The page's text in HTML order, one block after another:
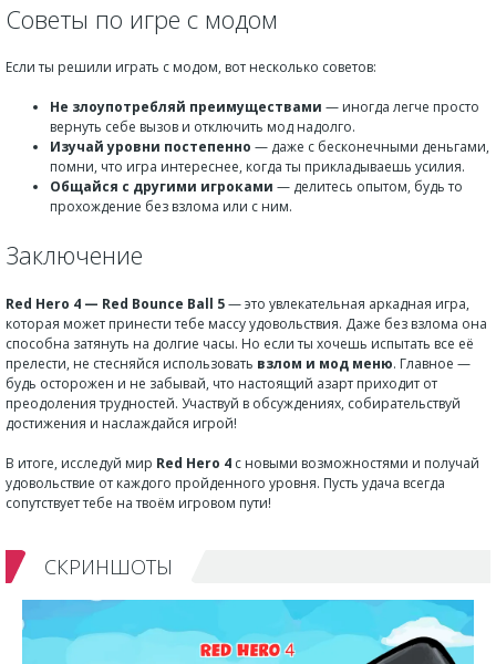
Советы по игре с модом
Если ты решили играть с модом, вот несколько советов:
Не злоупотребляй преимуществами — иногда легче просто
вернуть себе вызов и отключить мод надолго.
Изучай уровни постепенно — даже с бесконечными деньгами,
помни, что игра интереснее, когда ты прикладываешь усилия.
Общайся с другими игроками — делитесь опытом, будь то
прохождение без взлома или с ним.
Заключение
Red Hero 4 — Red Bounce Ball 5— это увлекательная аркадная игра,
которая может принести тебе массу удовольствия. Даже без взлома она
способна затянуть на долгие часы. Но если ты хочешь испытать все её
прелести, не стесняйся использовать взлом и мод меню. Главное —
будь осторожен и не забывай, что настоящий азарт приходит от
преодоления трудностей. Участвуй в обсуждениях, собирательствуй
достижения и наслаждайся игрой!
В итоге, исследуй мир Red Hero 4 с новыми возможностями и получай
удовольствие от каждого пройденного уровня. Пусть удача всегда
сопутствует тебе на твоём игровом пути!
СКРИНШОТЫ